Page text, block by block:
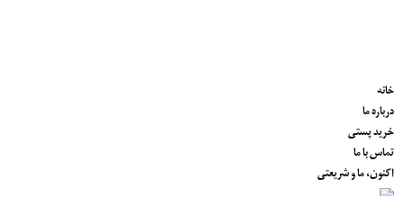
خانه
درباره ما
خرید پستی
تماس با ما
اکنون، ما و شریعتی